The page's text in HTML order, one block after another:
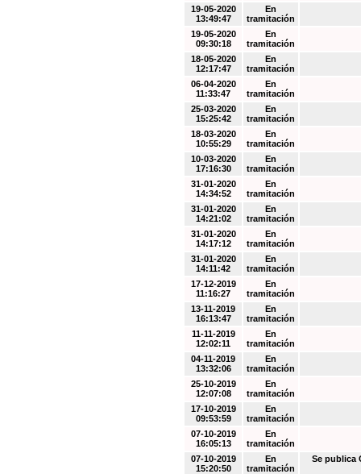
19-05-2020
13:49:47
En
tramitación
19-05-2020
09:30:18
En
tramitación
18-05-2020
12:17:47
En
tramitación
06-04-2020
11:33:47
En
tramitación
25-03-2020
15:25:42
En
tramitación
18-03-2020
10:55:29
En
tramitación
10-03-2020
17:16:30
En
tramitación
31-01-2020
14:34:52
En
tramitación
31-01-2020
14:21:02
En
tramitación
31-01-2020
14:17:12
En
tramitación
31-01-2020
14:11:42
En
tramitación
17-12-2019
11:16:27
En
tramitación
13-11-2019
16:13:47
En
tramitación
11-11-2019
12:02:11
En
tramitación
04-11-2019
13:32:06
En
tramitación
25-10-2019
12:07:08
En
tramitación
17-10-2019
09:53:59
En
tramitación
07-10-2019
16:05:13
En
tramitación
07-10-2019
15:20:50
En
tramitación
Se publica